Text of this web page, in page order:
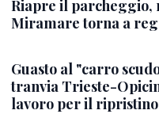
Riapre il parcheggio,
Miramare torna a
Guasto al "carro
tranvia Trieste-
lavoro per il ripristino